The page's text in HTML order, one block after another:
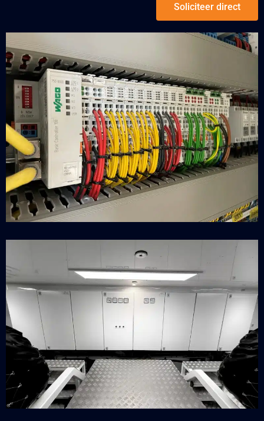
Soliciteer direct